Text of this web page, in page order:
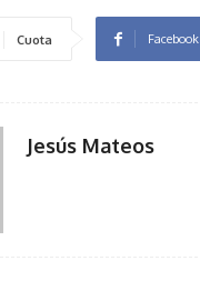
Cuota Facebook
Jesús Mateos